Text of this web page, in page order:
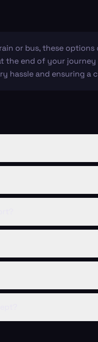
or bus, these
the end of your
hassle and ensuring